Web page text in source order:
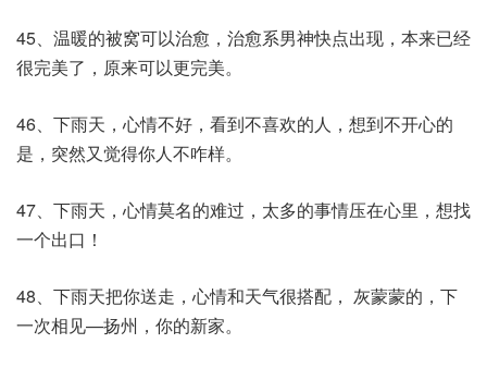
45、温暖的被窝可以治愈，治愈系男神快点出现，本来已经
很完美了，原来可以更完美。
46、下雨天，心情不好，看到不喜欢的人，想到不开心的
是，突然又觉得你人不咋样。
47、下雨天，心情莫名的难过，太多的事情压在心里，想找
一个出口！
48、下雨天把你送走，心情和天气很搭配， 灰蒙蒙的，下
一次相见—扬州，你的新家。